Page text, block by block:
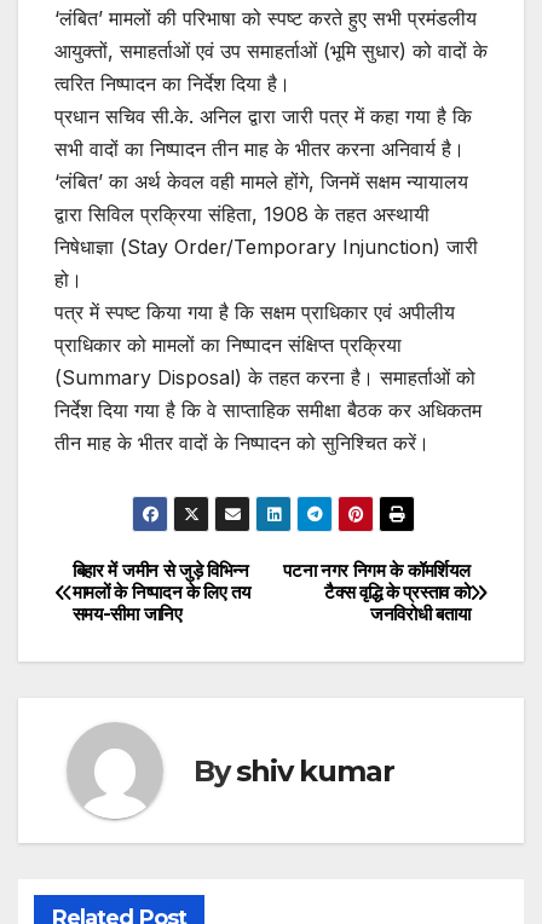
‘लंबित’ मामलों की परिभाषा को स्पष्ट करते हुए सभी प्रमंडलीय
आयुक्तों, समाहर्ताओं एवं उप समाहर्ताओं (भूमि सुधार) को वादों के
त्वरित निष्पादन का निर्देश दिया है।
प्रधान सचिव सी.के. अनिल द्वारा जारी पत्र में कहा गया है कि
सभी वादों का निष्पादन तीन माह के भीतर करना अनिवार्य है।
‘लंबित’ का अर्थ केवल वही मामले होंगे, जिनमें सक्षम न्यायालय
द्वारा सिविल प्रक्रिया संहिता, 1908 के तहत अस्थायी
निषेधाज्ञा (Stay Order/Temporary Injunction) जारी
हो।
पत्र में स्पष्ट किया गया है कि सक्षम प्राधिकार एवं अपीलीय
प्राधिकार को मामलों का निष्पादन संक्षिप्त प्रक्रिया
(Summary Disposal) के तहत करना है। समाहर्ताओं को
निर्देश दिया गया है कि वे साप्ताहिक समीक्षा बैठक कर अधिकतम
तीन माह के भीतर वादों के निष्पादन को सुनिश्चित करें।
Post
navigation
पटना नगर निगम के कॉमर्शियल
टैक्स वृद्धि के प्रस्ताव को
जनविरोधी बताया
बिहार में जमीन से जुड़े विभिन्न
मामलों के निष्पादन के लिए तय
समय-सीमा जानिए
Byshiv kumar
Related Post